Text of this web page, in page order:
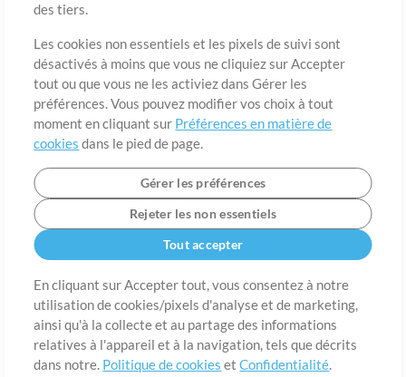
des tiers.
Les cookies non essentiels et les pixels de suivi sont
désactivés à moins que vous ne cliquiez sur Accepter
tout ou que vous ne les activiez dans Gérer les
préférences. Vous pouvez modifier vos choix à tout
moment en cliquant sur Préférences en matière de
cookies dans le pied de page.
Gérer les préférences
Rejeter les non essentiels
Tout accepter
En cliquant sur Accepter tout, vous consentez à notre
utilisation de cookies/pixels d'analyse et de marketing,
ainsi qu'à la collecte et au partage des informations
relatives à l'appareil et à la navigation, tels que décrits
dans notre. Politique de cookies etConfidentialité.
Pays
Étât Langue
A propos de Conditions d’utilisation Confidentialité
Préférences en
matière de cookies
Contact
©2006-2026 par MultiTracks LLC. Tous droits réservés.